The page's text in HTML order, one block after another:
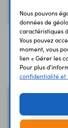
1,75 € HT
Vous
Nous pouvons
données de
caractéristiques
Vous pouvez
moment, vous
lien « Gérer les
Pour plus
confidentialité et